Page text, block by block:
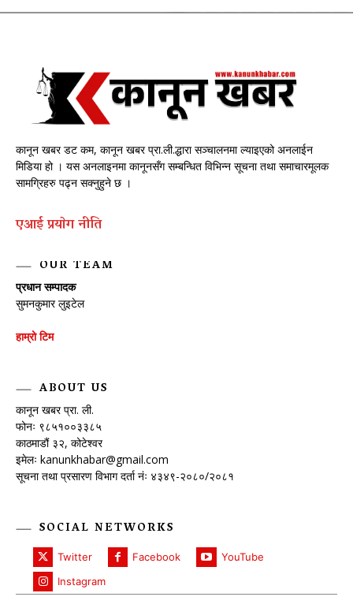
कानून खबर डट कम, कानून खबर प्रा.ली.द्धारा सञ्चालनमा ल्याइएको अनलाईन
मिडिया हो । यस अनलाइनमा कानूनसँग सम्बन्धित विभिन्न सूचना तथा समाचारमूलक
सामग्रिहरु पढ्न सक्नुहुने छ ।
एआई प्रयाेग नीति
OUR TEAM
प्रधान सम्पादक
सुमनकुमार लुइटेल
हाम्रो टिम
ABOUT US
कानून खबर प्रा. ली.
फोनः ९८५१००३३८५
काठमाडौं ३२, कोटेश्वर
इमेलः kanunkhabar@gmail.com
सूचना तथा प्रसारण विभाग दर्ता नंः ४३४९-२०८०/२०८१
SOCIAL NETWORKS
Twitter Facebook
YouTube
Instagram